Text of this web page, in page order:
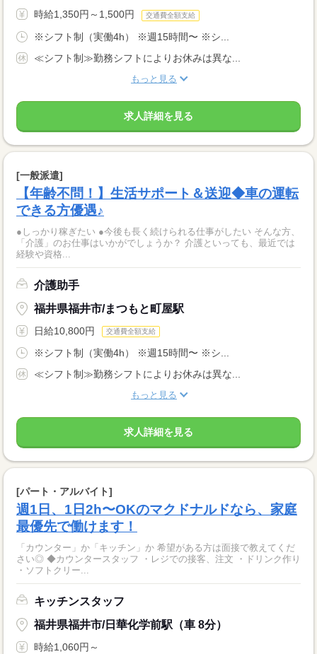
時給1,350円～1,500円 交通費全額支給
※シフト制（実働4h） ※週15時間〜 ※シ...
≪シフト制≫勤務シフトによりお休みは異な...
もっと見る
求人詳細を見る
[一般派遣]
【年齢不問！】生活サポート＆送迎◆車の運転
できる方優遇♪
●しっかり稼ぎたい ●今後も長く続けられる仕事がしたい そんな方、
「介護」のお仕事はいかがでしょうか？ 介護といっても、最近では
経験や資格...
介護助手
福井県福井市/まつもと町屋駅
日給10,800円 交通費全額支給
※シフト制（実働4h） ※週15時間〜 ※シ...
≪シフト制≫勤務シフトによりお休みは異な...
もっと見る
求人詳細を見る
[パート・アルバイト]
週1日、1日2h〜OKのマクドナルドなら、家庭
最優先で働けます！
「カウンター」か「キッチン」か 希望がある方は面接で教えてくだ
さい◎ ◆カウンタースタッフ ・レジでの接客、注文 ・ドリンク作り
・ソフトクリー...
キッチンスタッフ
福井県福井市/日華化学前駅（車 8分）
時給1,060円～